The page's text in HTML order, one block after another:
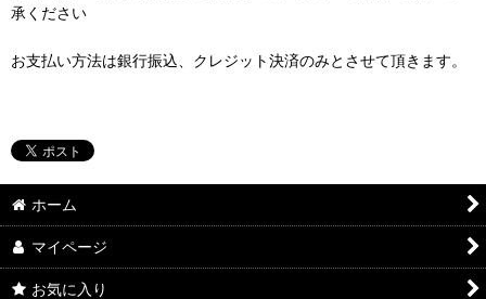
承ください
お支払い方法は銀行振込、クレジット決済のみとさせて頂きます。
ホーム
マイページ
お気に入り